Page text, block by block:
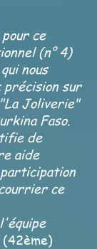
ce
(n° 4)
nous
précision sur
Joliverie"
Faso.
de
aide
ce